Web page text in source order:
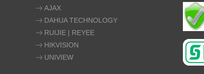
AJAX
DAHUA TECHNOLOGY
RUIJIE | REYEE
HIKVISION
UNIVIEW